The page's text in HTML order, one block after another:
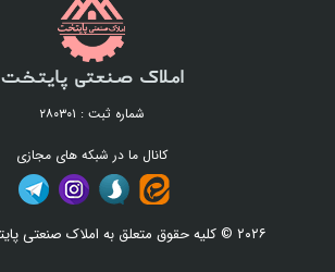
املاک صنعتی پایتخت
شماره ثبت : ۲۸۰۳۰۱
کانال ما در شبکه های مجازی
۲۰۲۶ © کلیه حقوق متعلق به املاک صنعتی پایتخت می باشد.